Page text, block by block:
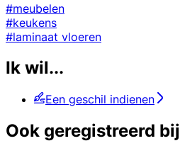
#meubelen
#keukens
#laminaat vloeren
Ik wil...
Een geschil indienen
Ook geregistreerd bij